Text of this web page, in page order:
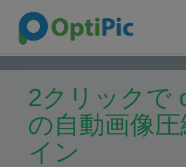
2クリックで
の自動画像
イン